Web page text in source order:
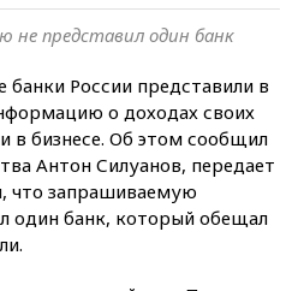
представил один банк
банки России представили в
о доходах своих
в бизнесе. Об этом сообщил
Антон Силуанов, передает
что запрашиваемую
один банк, который обещал